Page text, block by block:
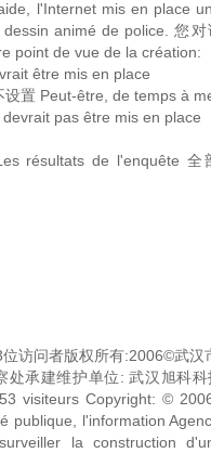
l'Internet mis en place
animé de police. 您
point de vue de la création:
être mis en place
设置 Peut-être, de temps à
pas être mis en place
résultats de l'enquête 全
访问者版权所有:2006©武汉
处承建维护单位: 武汉旭科
visiteurs Copyright: ©
publique, l'information
la construction